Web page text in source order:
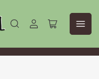
Aanmelden
Mini-
winkelwagen
openen